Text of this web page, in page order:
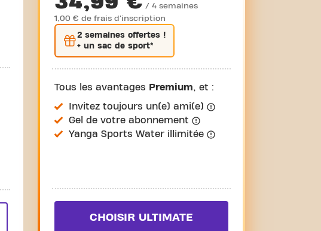
/ 4 semaines
1,00 € de frais d'inscription
2 semainesoffertes !
+ un sac de sport*
Tous les avantages Premium, et :
Invitez toujours un(e) ami(e)
Gel de votre abonnement
Yanga Sports Water illimitée
CHOISIR ULTIMATE